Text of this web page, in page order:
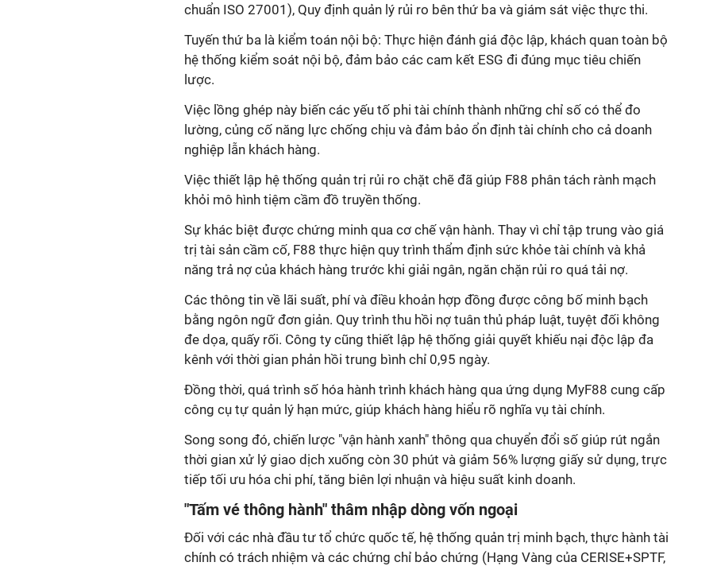
chuẩn ISO 27001), Quy định quản lý rủi ro bên thứ ba và giám sát việc thực thi.
Tuyến thứ ba là kiểm toán nội bộ: Thực hiện đánh giá độc lập, khách quan toàn bộ
hệ thống kiểm soát nội bộ, đảm bảo các cam kết ESG đi đúng mục tiêu chiến
lược.
Việc lồng ghép này biến các yếu tố phi tài chính thành những chỉ số có thể đo
lường, củng cố năng lực chống chịu và đảm bảo ổn định tài chính cho cả doanh
nghiệp lẫn khách hàng.
Việc thiết lập hệ thống quản trị rủi ro chặt chẽ đã giúp F88 phân tách rành mạch
khỏi mô hình tiệm cầm đồ truyền thống.
Sự khác biệt được chứng minh qua cơ chế vận hành. Thay vì chỉ tập trung vào giá
trị tài sản cầm cố, F88 thực hiện quy trình thẩm định sức khỏe tài chính và khả
năng trả nợ của khách hàng trước khi giải ngân, ngăn chặn rủi ro quá tải nợ.
Các thông tin về lãi suất, phí và điều khoản hợp đồng được công bố minh bạch
bằng ngôn ngữ đơn giản. Quy trình thu hồi nợ tuân thủ pháp luật, tuyệt đối không
đe dọa, quấy rối. Công ty cũng thiết lập hệ thống giải quyết khiếu nại độc lập đa
kênh với thời gian phản hồi trung bình chỉ 0,95 ngày.
Đồng thời, quá trình số hóa hành trình khách hàng qua ứng dụng MyF88 cung cấp
công cụ tự quản lý hạn mức, giúp khách hàng hiểu rõ nghĩa vụ tài chính.
Song song đó, chiến lược "vận hành xanh" thông qua chuyển đổi số giúp rút ngắn
thời gian xử lý giao dịch xuống còn 30 phút và giảm 56% lượng giấy sử dụng, trực
tiếp tối ưu hóa chi phí, tăng biên lợi nhuận và hiệu suất kinh doanh.
"Tấm vé thông hành" thâm nhập dòng vốn ngoại
Đối với các nhà đầu tư tổ chức quốc tế, hệ thống quản trị minh bạch, thực hành tài
chính có trách nhiệm và các chứng chỉ bảo chứng (Hạng Vàng của CERISE+SPTF,